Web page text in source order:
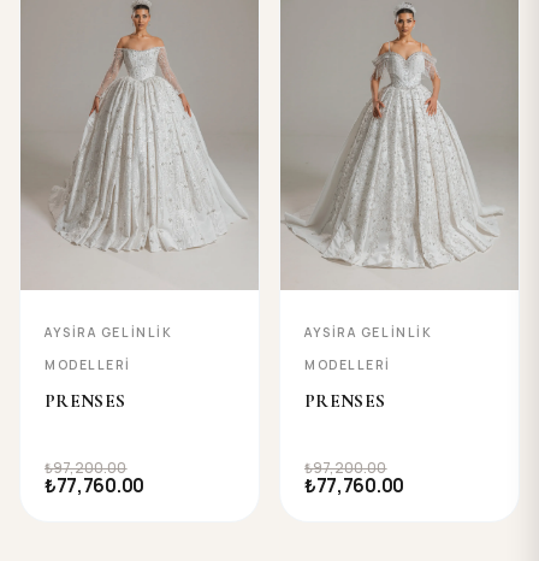
AYSIRA GELINLIK
MODELLERI
PRENSES
₺97,200.00
₺77,760.00
AYSIRA GELINLIK
MODELLERI
PRENSES
₺97,200.00
₺77,760.00